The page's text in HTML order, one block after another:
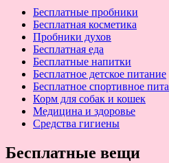
Бесплатные пробники
Бесплатная косметика
Пробники духов
Бесплатная еда
Бесплатные напитки
Бесплатное детское питание
Бесплатное спортивное
Корм для собак и кошек
Медицина и здоровье
Средства гигиены
Бесплатные вещи